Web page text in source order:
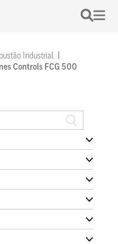
Industrial
Controls FCG 500